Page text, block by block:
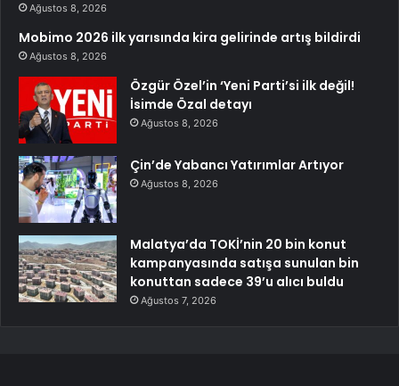
Ağustos 8, 2026
Mobimo 2026 ilk yarısında kira gelirinde artış bildirdi
Ağustos 8, 2026
Özgür Özel’in ‘Yeni Parti’si ilk değil!
İsimde Özal detayı
Ağustos 8, 2026
Çin’de Yabancı Yatırımlar Artıyor
Ağustos 8, 2026
Malatya’da TOKİ’nin 20 bin konut
kampanyasında satışa sunulan bin
konuttan sadece 39’u alıcı buldu
Ağustos 7, 2026